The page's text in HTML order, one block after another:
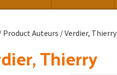
Product Auteurs / Verdier, Thierry
Thierry